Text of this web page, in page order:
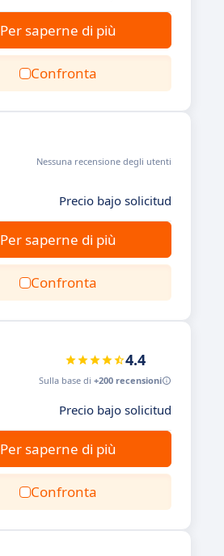
Per saperne di più
Confronta
Nessuna recensione degli utenti
Precio bajo solicitud
Per saperne di più
Confronta
4.4
Sulla base di +200 recensioni
Precio bajo solicitud
Per saperne di più
Confronta